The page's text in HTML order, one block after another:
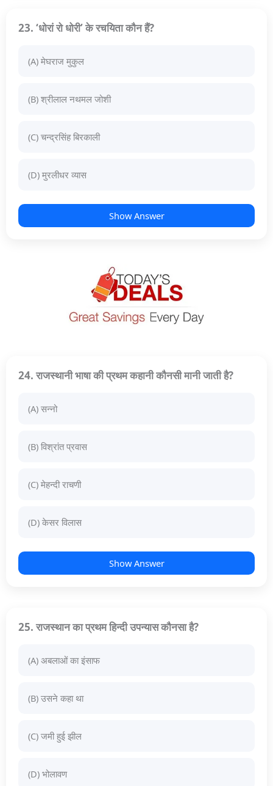
23. ‘धोरां रो धोरी’ के रचयिता कौन हैं?
(A) मेघराज मुकुल
(B) श्रीलाल नथमल जोशी
(C) चन्द्रसिंह बिरकाली
(D) मुरलीधर व्यास
Show Answer
24. राजस्थानी भाषा की प्रथम कहानी कौनसी मानी जाती है?
(A) सन्नो
(B) विश्रांत प्रवास
(C) मेहन्दी राचणी
(D) केसर विलास
Show Answer
25. राजस्थान का प्रथम हिन्दी उपन्यास कौनसा है?
(A) अबलाओं का इंसाफ
(B) उसने कहा था
(C) जमी हुई झील
(D) भोलावण